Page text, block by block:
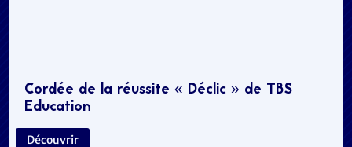
Cordée de la réussite « Déclic » de TBS
Education
Découvrir